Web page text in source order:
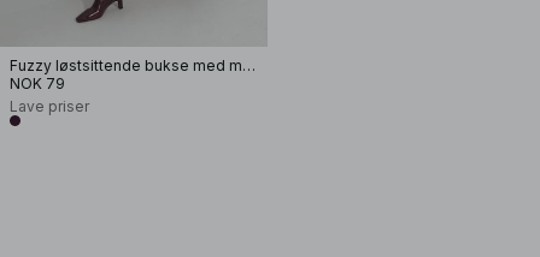
Fuzzy løstsittende bukse med middels liv
NOK 79
Lave priser